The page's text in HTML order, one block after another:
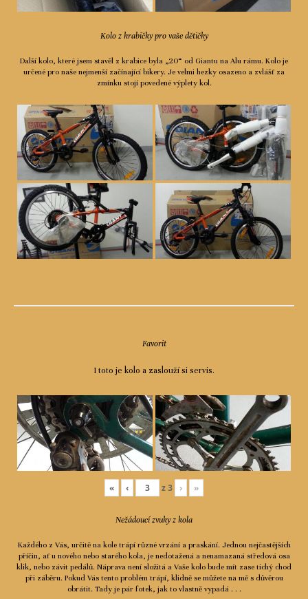
Kolo z krabičky pro vaše dětičky
Další kolo, které jsem stavěl z krabice byla „20“ od Giantu na Alu rámu. Kolo je
určené pro naše nejmenší začínající bikery. Je velmi hezky osazeno a zvlášť za
zmínku stojí povedené výplety kol.
Favorit
I toto je kolo a zaslouží si servis.
« ‹ z3 › »
Nežádoucí zvuky z kola
Každého z Vás, určitě na kole trápí různé vrzání a praskání. Jednou nejčastějších
příčin, ať u nového nebo starého kola, je nedotažená a nenamazaná středová osa
klik, nebo závit pedálů. Náprava není složitá a Vaše kolo bude mít zase tichý chod
při záběru. Pokud Vás tento problém trápí, klidně se můžete na mě s důvěrou
obrátit. Tady je pár fotek, jak to vlastně vypadá . . .